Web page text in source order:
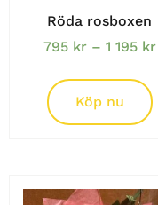
Röda rosboxen
795 kr – 1 195 kr
Köp nu